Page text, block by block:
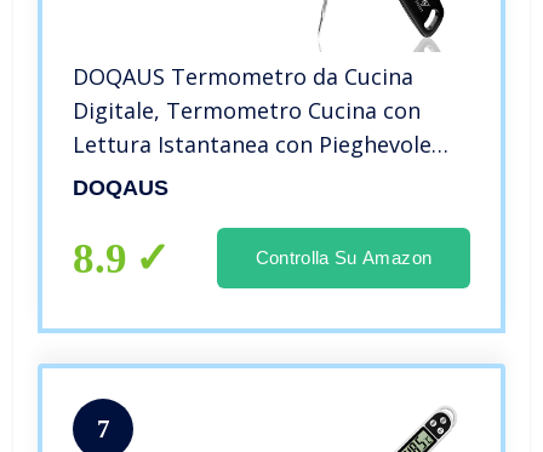
DOQAUS Termometro da Cucina
Digitale, Termometro Cucina con
Lettura Istantanea con Pieghevole
Sonda Lunga, Termometro Carne con
Casa Garage, Vino, Cantina(Nero)
DOQAUS
8.9 Controlla Su Amazon
7